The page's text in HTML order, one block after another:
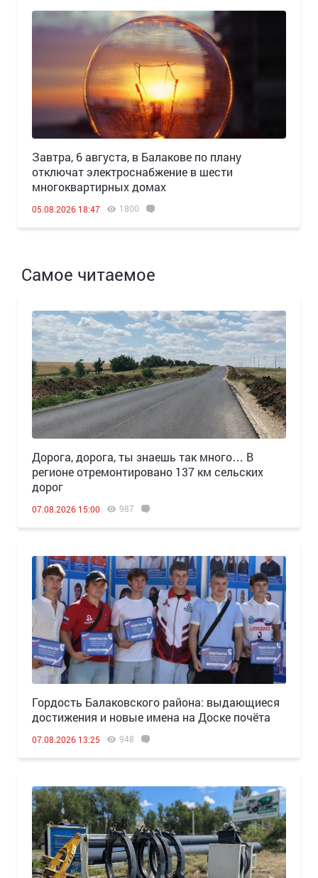
Завтра, 6 августа, в Балакове по плану
отключат электроснабжение в шести
многоквартирных домах
05.08.2026 18:47 1800
Самое читаемое
Дорога, дорога, ты знаешь так много… В
регионе отремонтировано 137 км сельских
дорог
07.08.2026 15:00 987
Гордость Балаковского района: выдающиеся
достижения и новые имена на Доске почёта
07.08.2026 13:25 948